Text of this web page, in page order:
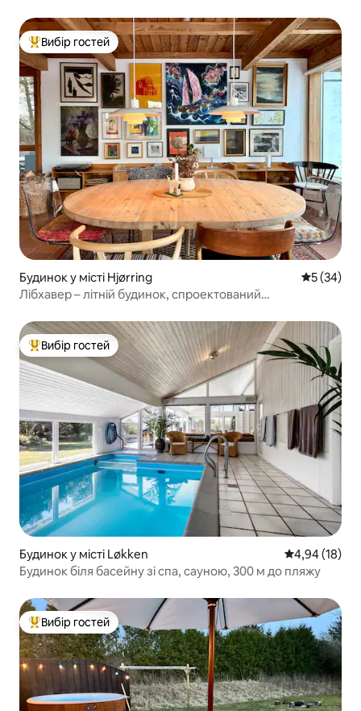
Топ вибір гостей
Вибір гостей
Будинок у місті Hjørring Середня
5 (34)
Лібхавер – літній будинок, спроектований
Топ вибір гостей
Вибір гостей
Будинок у місті Løkken Середня
4,94 (18)
Будинок біля басейну зі спа, сауною, 300 м до пляжу
Топ вибір гостей
Вибір гостей